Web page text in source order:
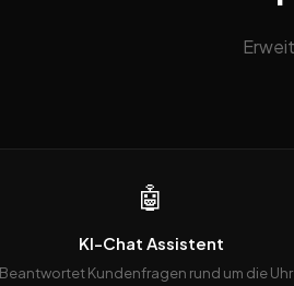
🤖
KI-Chat Assistent
Beantwortet Kundenfragen rund um die Uhr